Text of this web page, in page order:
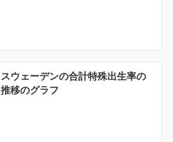
スウェーデンの合計特殊出生率の
推移のグラフ